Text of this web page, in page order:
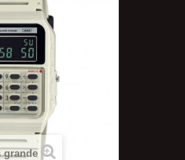
grande